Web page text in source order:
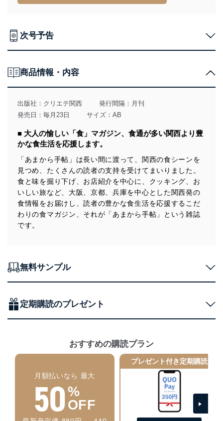
法令遵守
に、これらの法令及びその他の規範を常に適合させま
個人情報の安全管理措置
当社は、個人情報の正確性及び安全性を確保するため
に、下記セキュリティ対策をはじめとする安全対策を実
施し、個人情報の漏えい、滅失またはき損の防止及び是
正に努めます。
アクセス制御
個人データを取り扱うことのできる機器及び当該
機器を取り扱う従業者を明確化し、 個人データへ
の不要なアクセスを防止しています。
アクセス者の識別と認証
機器に標準装備されているユーザー制御機能（ユ
外部からの不正アクセス等の防止
システムを最新の状態に保持しています。
ソフトウェア等を導入し、自動更新 機能等の活用
メール等により個人データの含まれるファイルを
送信する場合に、当該ファイルへのパスワードを
個人情報保護マネジメントシステムの継続的改善
当社は、内部監査及びマネジメントレビューの機会を通
じて、個人情報保護マネジメントシステムを継続的に改
次号予告
商品情報・内容
出版社： クリエテ関西
発行間隔：月刊
発売日：毎月23日
サイズ：AB
■ 大人の愉しい「食」マガジン、食通が多い関西より豊
かな食生活を応援します。
「あまから手帖」は長い間に渡って、関西の食シーンを
見つめ、たくさんの読者の支持を受けてまいりました。
食と味を掘り下げ、お店紹介を中心に、クッキング、お
いしい旅など、大阪、京都、兵庫を中心とした関西発の
食情報をお届けし、読者の豊かな食生活を応援するこだ
わりの食マガジン、それが「あまから手帖」という雑誌
です。
無料サンプル
定期購読のプレゼント
おすすめの購読プラン
月額払いなら 最大
50%
OFF
プレゼント付き定期購読